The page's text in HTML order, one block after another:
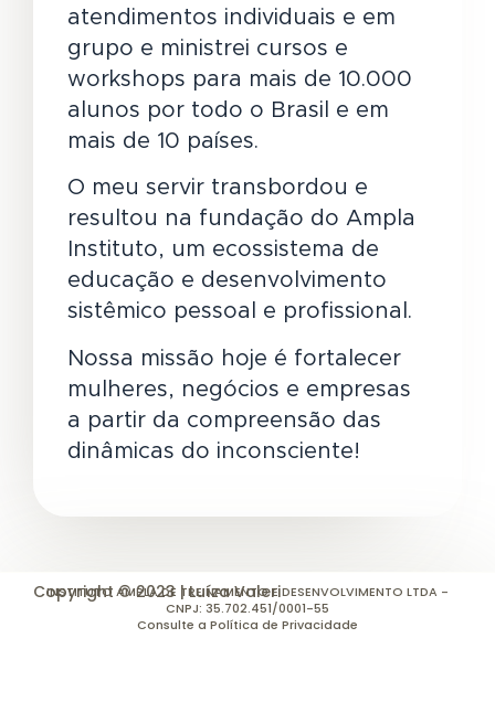
atendimentos individuais e em
grupo e ministrei cursos e
workshops para mais de 10.000
alunos por todo o Brasil e em
mais de 10 países.
O meu servir transbordou e
resultou na fundação do Ampla
Instituto, um ecossistema de
educação e desenvolvimento
sistêmico pessoal e profissional.
Nossa missão hoje é fortalecer
mulheres, negócios e empresas
a partir da compreensão das
dinâmicas do inconsciente!
Copyright © 2023 | Luíza Valeri
INSTITUTO AMPLA DE TREINAMENTO E DESENVOLVIMENTO LTDA -
CNPJ: 35.702.451/0001-55
Consulte a Política de Privacidade